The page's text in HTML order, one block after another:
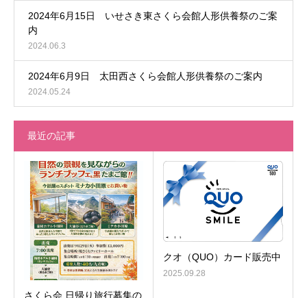
2024年6月15日 いせさき東さくら会館人形供養祭のご案
内
2024.06.3
2024年6月9日 太田西さくら会館人形供養祭のご案内
2024.05.24
最近の記事
さくら会 日帰り旅行募集の
クオ（QUO）カード販売中
2025.09.28